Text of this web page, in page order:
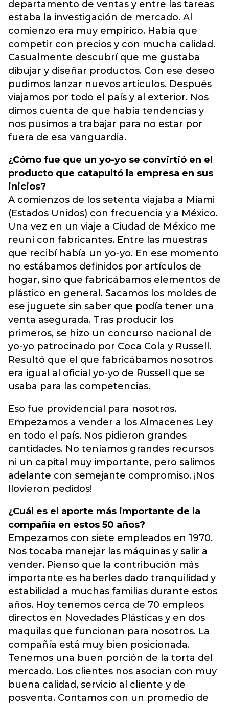
departamento de ventas y entre las tareas
estaba la investigación de mercado. Al
comienzo era muy empírico. Había que
competir con precios y con mucha calidad.
Casualmente descubrí que me gustaba
dibujar y diseñar productos. Con ese deseo
pudimos lanzar nuevos artículos. Después
viajamos por todo el país y al exterior. Nos
dimos cuenta de que había tendencias y
nos pusimos a trabajar para no estar por
fuera de esa vanguardia.
¿Cómo fue que un yo-yo se convirtió en el
producto que catapultó la empresa en sus
inicios?
A comienzos de los setenta viajaba a Miami
(Estados Unidos) con frecuencia y a México.
Una vez en un viaje a Ciudad de México me
reuní con fabricantes. Entre las muestras
que recibí había un yo-yo. En ese momento
no estábamos definidos por artículos de
hogar, sino que fabricábamos elementos de
plástico en general. Sacamos los moldes de
ese juguete sin saber que podía tener una
venta asegurada. Tras producir los
primeros, se hizo un concurso nacional de
yo-yo patrocinado por Coca Cola y Russell.
Resultó que el que fabricábamos nosotros
era igual al oficial yo-yo de Russell que se
usaba para las competencias.
Eso fue providencial para nosotros.
Empezamos a vender a los Almacenes Ley
en todo el país. Nos pidieron grandes
cantidades. No teníamos grandes recursos
ni un capital muy importante, pero salimos
adelante con semejante compromiso. ¡Nos
llovieron pedidos!
¿Cuál es el aporte más importante de la
compañía en estos 50 años?
Empezamos con siete empleados en 1970.
Nos tocaba manejar las máquinas y salir a
vender. Pienso que la contribución más
importante es haberles dado tranquilidad y
estabilidad a muchas familias durante estos
años. Hoy tenemos cerca de 70 empleos
directos en Novedades Plásticas y en dos
maquilas que funcionan para nosotros. La
compañía está muy bien posicionada.
Tenemos una buen porción de la torta del
mercado. Los clientes nos asocian con muy
buena calidad, servicio al cliente y de
posventa. Contamos con un promedio de